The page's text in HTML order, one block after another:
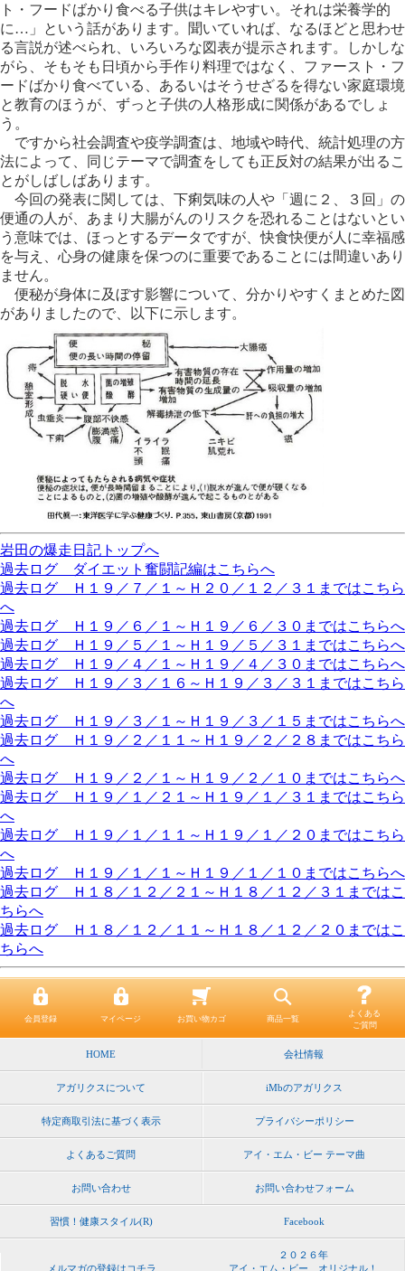
ト・フードばかり食べる子供はキレやすい。それは栄養学的
に…」という話があります。聞いていれば、なるほどと思わせ
る言説が述べられ、いろいろな図表が提示されます。しかしな
がら、そもそも日頃から手作り料理ではなく、ファースト・フ
ードばかり食べている、あるいはそうせざるを得ない家庭環境
と教育のほうが、ずっと子供の人格形成に関係があるでしょ
う。
ですから社会調査や疫学調査は、地域や時代、統計処理の方
法によって、同じテーマで調査をしても正反対の結果が出るこ
とがしばしばあります。
今回の発表に関しては、下痢気味の人や「週に２、３回」の
便通の人が、あまり大腸がんのリスクを恐れることはないとい
う意味では、ほっとするデータですが、快食快便が人に幸福感
を与え、心身の健康を保つのに重要であることには間違いあり
ません。
便秘が身体に及ぼす影響について、分かりやすくまとめた図
がありましたので、以下に示します。
岩田の爆走日記トップへ
過去ログ ダイエット奮闘記編はこちらへ
過去ログ Ｈ１９／７／１～Ｈ２０／１２／３１まではこちら
へ
過去ログ Ｈ１９／６／１～Ｈ１９／６／３０まではこちらへ
過去ログ Ｈ１９／５／１～Ｈ１９／５／３１まではこちらへ
過去ログ Ｈ１９／４／１～Ｈ１９／４／３０まではこちらへ
過去ログ Ｈ１９／３／１６～Ｈ１９／３／３１まではこちら
へ
過去ログ Ｈ１９／３／１～Ｈ１９／３／１５まではこちらへ
過去ログ Ｈ１９／２／１１～Ｈ１９／２／２８まではこちら
へ
過去ログ Ｈ１９／２／１～Ｈ１９／２／１０まではこちらへ
過去ログ Ｈ１９／１／２１～Ｈ１９／１／３１まではこちら
へ
過去ログ Ｈ１９／１／１１～Ｈ１９／１／２０まではこちら
へ
過去ログ Ｈ１９／１／１～Ｈ１９／１／１０まではこちらへ
過去ログ Ｈ１８／１２／２１～Ｈ１８／１２／３１まではこ
ちらへ
過去ログ Ｈ１８／１２／１１～Ｈ１８／１２／２０まではこ
ちらへ
会員登録 マイページ お買い物カゴ 商品一覧
よくある
ご質問
HOME 会社情報
アガリクスについて iMbのアガリクス
特定商取引法に基づく表示 プライバシーポリシー
よくあるご質問 アイ・エム・ビー テーマ曲
お問い合わせ お問い合わせフォーム
習慣！健康スタイル(R) Facebook
メルマガの登録はコチラ
２０２６年
アイ・エム・ビー オリジナル！